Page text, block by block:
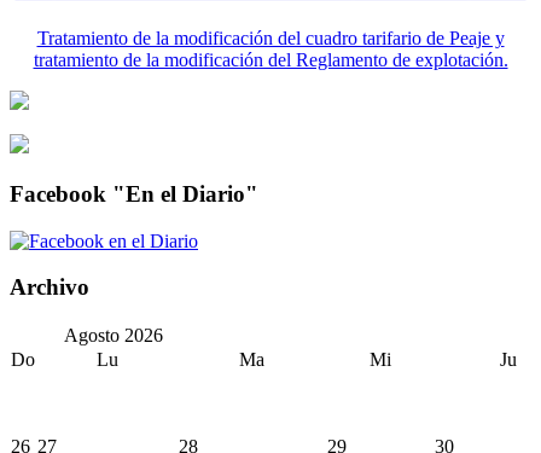
Tratamiento de la modificación del cuadro tarifario de Peaje y
tratamiento de la modificación del Reglamento de explotación.
Facebook "En el Diario"
Archivo
Agosto 2026
Do
Lu Ma Mi Ju
26 27 28 29 30